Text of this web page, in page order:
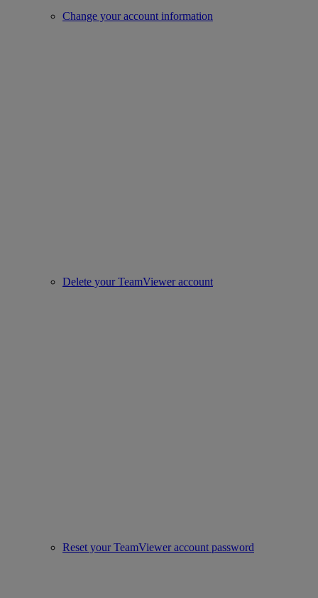
Change your account information
Delete your TeamViewer account
Reset your TeamViewer account password